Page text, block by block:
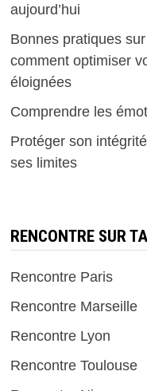
aujourd’hui
Bonnes pratiques
comment optimiser
éloignées
Comprendre les
Protéger son
ses limites
RENCONTRE SUR
Rencontre Paris
Rencontre Marseille
Rencontre Lyon
Rencontre Toulouse